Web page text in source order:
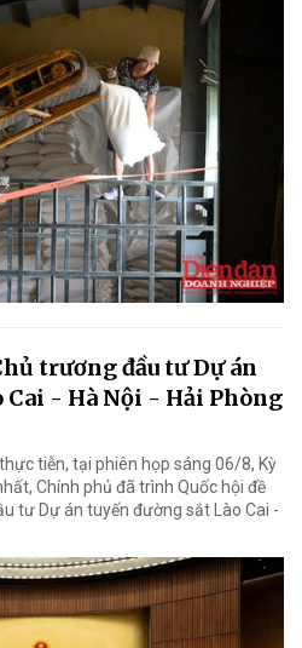
trương đầu tư Dự án
Cai - Hà Nội - Hải Phòng
tiễn, tại phiên họp sáng 06/8, Kỳ
Chính phủ đã trình Quốc hội đề
tư Dự án tuyến đường sắt Lào Cai -